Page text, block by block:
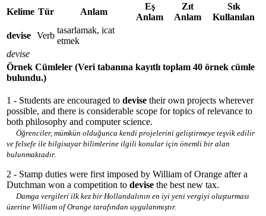
Kelime Tür Anlam
Eş
Anlam
Zıt
Anlam
Sık
Kullanılan
devise Verb
tasarlamak, icat
etmek
devise
Örnek Cümleler (Veri tabanına kayıtlı toplam 40 örnek cümle
bulundu.)
1 - Students are encouraged to devise their own projects wherever
possible, and there is considerable scope for topics of relevance to
both philosophy and computer science.
Öğrenciler, mümkün olduğunca kendi projelerini geliştirmeye teşvik edilir
ve felsefe ile bilgisayar bilimlerine ilgili konular için önemli bir alan
bulunmaktadır.
2 - Stamp duties were first imposed by William of Orange after a
Dutchman won a competition to devise the best new tax.
Damga vergileri ilk kez bir Hollandalının en iyi yeni vergiyi oluşturması
üzerine William of Orange tarafından uygulanmıştır.